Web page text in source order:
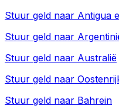
Stuur geld naar Antigua
Stuur geld naar
Stuur geld naar Australië
Stuur geld naar
Stuur geld naar Bahrein